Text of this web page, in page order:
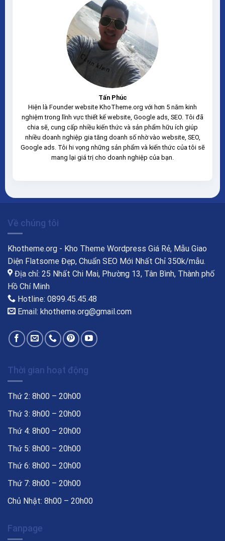
Tấn Phúc
Hiện là Founder website KhoTheme.org với hơn 5 năm kinh
nghiệm trong lĩnh vực thiết kế website, Google ads, SEO. Tôi đã
chia sẽ, cung cấp nhiều kiến thức và sản phẩm hữu ích giúp
nhiều doanh nghiệp gia tăng doanh số nhờ vào website, SEO,
Google ads. Tôi hi vọng những sản phẩm và kiến thức của tôi sẽ
mang lại giá trị cho doanh nghiệp của bạn.
Về chúng tôi
Khotheme.org - Kho Theme Wordpress Giá Rẻ, Mẫu Giao
Diện Flatsome Đẹp, Chuẩn SEO Mới Nhất Chỉ 350k/mẫu.
Địa chỉ: 25 Nhất Chi Mai, Phường 13, Tân Bình, Thành phố
Hồ Chí Minh
Hotline: 0899.45.45.48
Email: khotheme.org@gmail.com
Thời gian hoạt động
Thứ 2: 8h00 – 20h00
Thứ 3: 8h00 – 20h00
Thứ 4: 8h00 – 20h00
Thứ 5: 8h00 – 20h00
Thứ 6: 8h00 – 20h00
Thứ 7: 8h00 – 20h00
Chủ Nhật: 8h00 – 20h00
Fanpage